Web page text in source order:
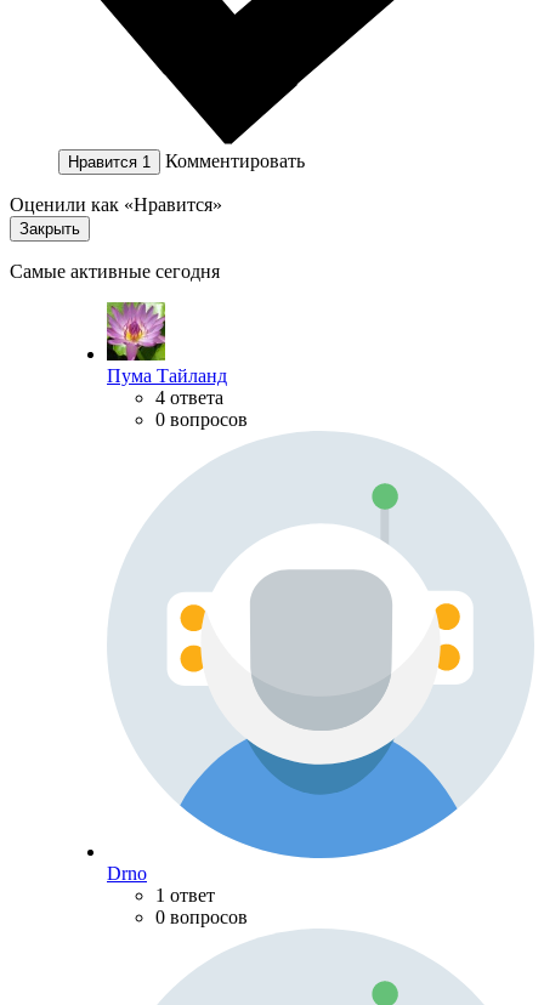
Нравится 1 Комментировать
Оценили как «Нравится»
Закрыть
Самые активные сегодня
Пума Тайланд
4 ответа
0 вопросов
Drno
1 ответ
0 вопросов